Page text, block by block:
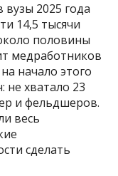
2025 года
14,5 тысячи
половины
медработников
начало этого
не хватало 23
и фельдшеров.
весь
сделать